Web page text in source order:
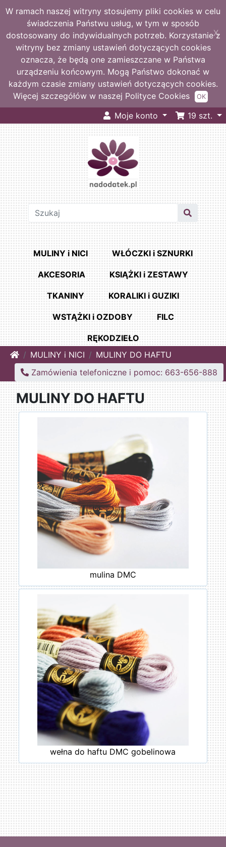
W ramach naszej witryny stosujemy pliki cookies w celu
świadczenia Państwu usług, w tym w sposób
dostosowany do indywidualnych potrzeb. Korzystanie z
witryny bez zmiany ustawień dotyczących cookies
oznacza, że będą one zamieszczane w Państwa
urządzeniu końcowym. Mogą Państwo dokonać w
każdym czasie zmiany ustawień dotyczących cookies.
Więcej szczegółów w naszej Polityce Cookies
X
OK
Moje konto 19 szt.
MULINY i NICI WŁÓCZKI i SZNURKI
AKCESORIA KSIĄŻKI i ZESTAWY
TKANINY KORALIKI i GUZIKI
WSTĄŻKI i OZDOBY FILC
RĘKODZIEŁO
HomeMULINY i NICI
MULINY DO HAFTU
Zamówienia telefoniczne i pomoc: 663-656-888
MULINY DO HAFTU
mulina DMC
wełna do haftu DMC gobelinowa